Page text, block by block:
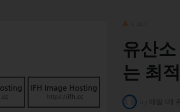
홈
유산
는 최